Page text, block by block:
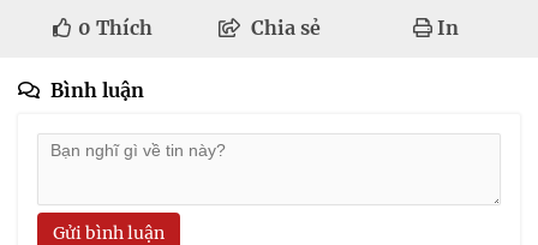
0 Thích Chia sẻ In
Bình luận
Gửi bình luận